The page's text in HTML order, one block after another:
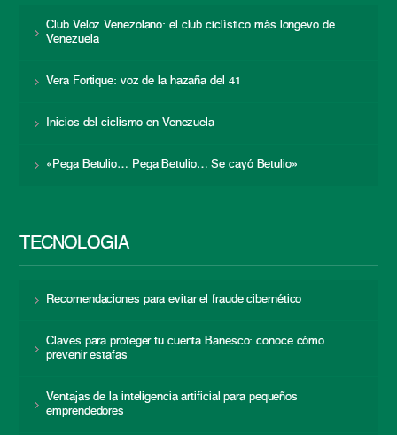
Club Veloz Venezolano: el club ciclístico más longevo de
Venezuela
Vera Fortique: voz de la hazaña del 41
Inicios del ciclismo en Venezuela
«Pega Betulio… Pega Betulio… Se cayó Betulio»
TECNOLOGÍA
Recomendaciones para evitar el fraude cibernético
Claves para proteger tu cuenta Banesco: conoce cómo
prevenir estafas
Ventajas de la inteligencia artificial para pequeños
emprendedores